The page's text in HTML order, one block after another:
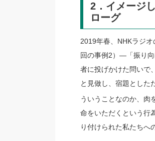
2．イメージ
ローグ
2019年春、NHKラジ
回の事例2）—「振り
者に投げかけた問いで
と見做し、宿題とした
ういうことなのか、肉
命をいただくという行
り付けられた私たちへ